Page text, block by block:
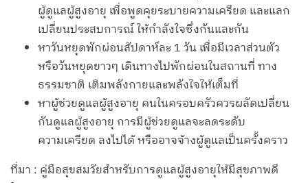
ผู้ดูแลผู้สูงอายุ เพื่อพูดคุยระบายความเครียด และแลก
เปลี่ยนประสบการณ์ ให้กำลังใจซึ่งกันและกัน
หาวันหยุดพักผ่อนสัปดาห์ละ 1 วัน เพื่อมีเวลาส่วนตัว
หรือวันหยุดยาวๆ เดินทางไปพักผ่อนในสถานที่ ทาง
ธรรมชาติ เติมพลังกายและพลังใจให้เต็มที่
หาผู้ช่วยดูแลผู้สูงอายุ คนในครอบครัวควรผลัดเปลี่ยน
กันดูแลผู้สูงอายุ การมีผู้ช่วยดูแลจะลดระดับ
ความเครียด ลงไปได้ หรืออาจจ้างผู้ดูแลเป็นครั้งคราว
ที่มา : คู่มือสุขสมวัยสำหรับการดูแลผู้สูงอายุให้มีสุขภาพดี